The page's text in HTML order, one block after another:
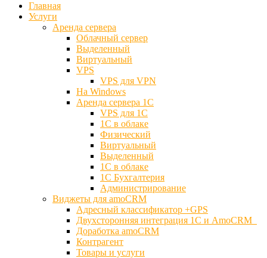
Главная
Услуги
Аренда сервера
Облачный сервер
Выделенный
Виртуальный
VPS
VPS для VPN
На Windows
Аренда сервера 1С
VPS для 1С
1С в облаке
Физический
Виртуальный
Выделенный
1С в облаке
1С Бухгалтерия
Администрирование
Виджеты для amoCRM
Адресный классификатор +GPS
Двухсторонняя интеграция 1С и AmoCRM
Доработка amoCRM
Контрагент
Товары и услуги